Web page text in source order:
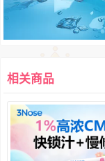
相关商品